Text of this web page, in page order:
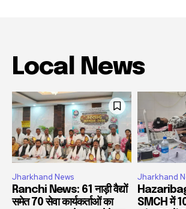
Local News
Jharkhand News
Ranchi News: 61 नाड़ी वैद्यों
समेत 70 सेवा कार्यकर्ताओं का
Jharkhand
SMCH में